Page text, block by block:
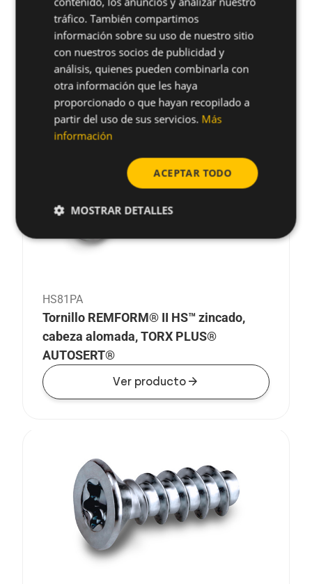
Productos en stock
Mostrando 4 artículo(s)
HS81PA
Tornillo REMFORM® II HS™ zincado,
cabeza alomada, TORX PLUS®
AUTOSERT®
Ver productoarrow_forward
SPANISH
FRENCH
tráfico. También compartimos
información sobre su uso de nuestro sitio
con nuestros socios de publicidad y
análisis, quienes pueden combinarla con
otra información que les haya
proporcionado o que hayan recopilado a
partir del uso de sus servicios. Más
información
ACEPTAR TODO
MOSTRAR DETALLES